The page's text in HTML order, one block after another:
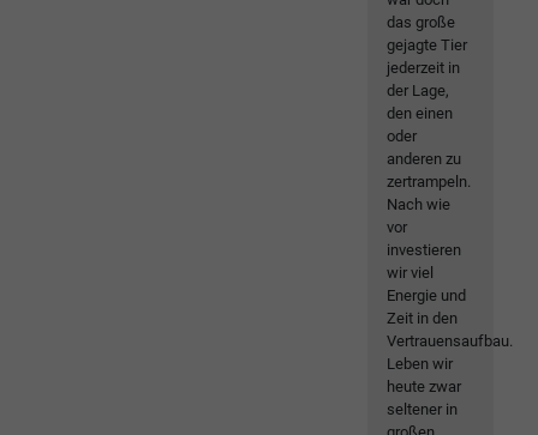
das große
gejagte Tier
jederzeit in
der Lage,
den einen
oder
anderen zu
zertrampeln.
Nach wie
vor
investieren
wir viel
Energie und
Zeit in den
Vertrauensaufbau.
Leben wir
heute zwar
seltener in